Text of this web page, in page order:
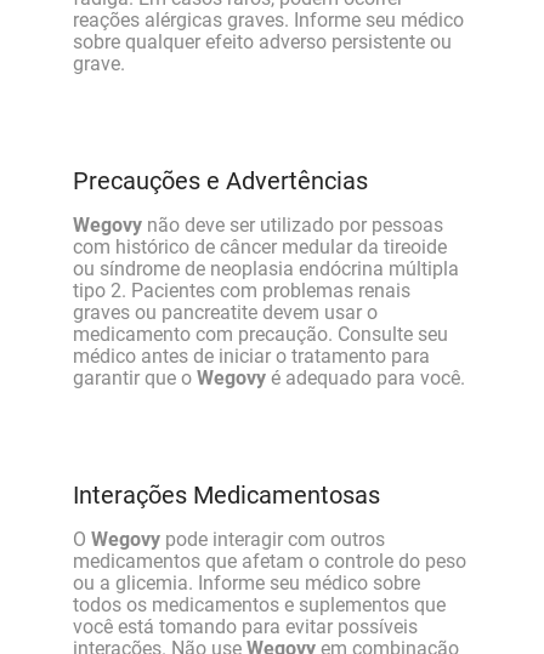
reações alérgicas graves. Informe seu médico
sobre qualquer efeito adverso persistente ou
grave.
Precauções e Advertências
Wegovy não deve ser utilizado por pessoas
com histórico de câncer medular da tireoide
ou síndrome de neoplasia endócrina múltipla
tipo 2. Pacientes com problemas renais
graves ou pancreatite devem usar o
medicamento com precaução. Consulte seu
médico antes de iniciar o tratamento para
garantir que o Wegovy é adequado para você.
Interações Medicamentosas
O Wegovy pode interagir com outros
medicamentos que afetam o controle do peso
ou a glicemia. Informe seu médico sobre
todos os medicamentos e suplementos que
você está tomando para evitar possíveis
interações. Não use Wegovy em combinação